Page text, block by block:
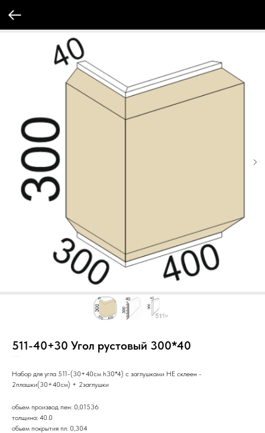
511-40+30 Угол рустовый 300*40
Набор для угла 511-(30+40см h30*4) с заглушками НЕ склеен -
2плашки(30+40см) + 2заглушки
обьем производ пен: 0,01536
толщина: 40.0
обьем покрытия пл: 0,304